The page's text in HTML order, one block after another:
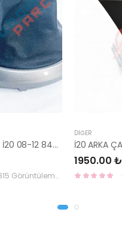
VİTES KÖRÜĞÜ İ20 08-12 84640-1J000-YS
( 1815 Görüntüleme )
DIĞER
1950.00 ₺